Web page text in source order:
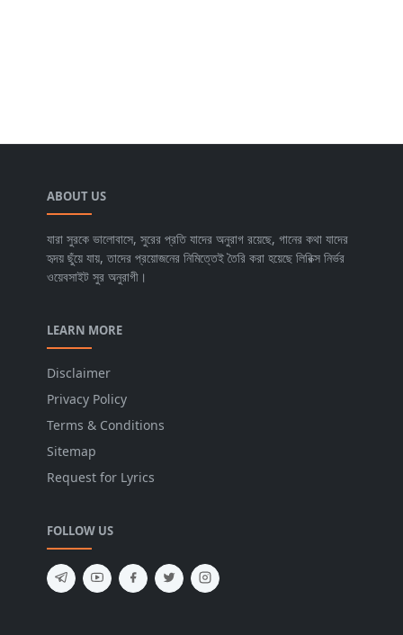
ABOUT US
যারা সুরকে ভালোবাসে, সুরের প্রতি যাদের অনুরাগ রয়েছে, গানের কথা যাদের
হৃদয় ছুঁয়ে যায়, তাদের প্রয়োজনের নিমিত্তেই তৈরি করা হয়েছে লিরিক্স নির্ভর
ওয়েবসাইট সুর অনুরাগী।
LEARN MORE
Disclaimer
Privacy Policy
Terms & Conditions
Sitemap
Request for Lyrics
FOLLOW US